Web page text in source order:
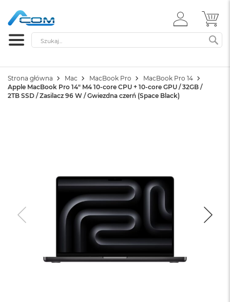
ZALOGUJ
SIĘ
Szukaj
Strona główna Mac MacBook Pro
MacBook Pro 14
Apple MacBook Pro 14" M4 10-core CPU + 10-core GPU / 32GB /
2TB SSD / Zasilacz 96 W / Gwiezdna czerń (Space Black)